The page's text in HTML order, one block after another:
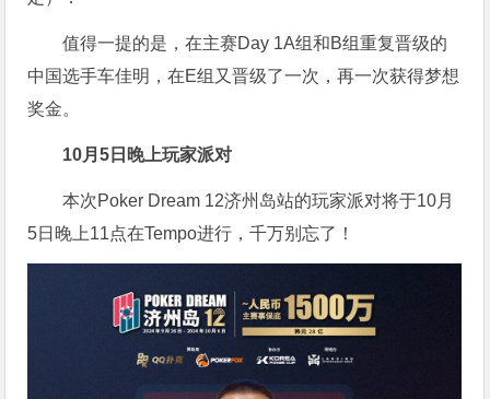
值得一提的是，在主赛Day 1A组和B组重复晋级的
中国选手车佳明，在E组又晋级了一次，再一次获得梦想
奖金。
10月5日晚上玩家派对
本次Poker Dream 12济州岛站的玩家派对将于10月
5日晚上11点在Tempo进行，千万别忘了！